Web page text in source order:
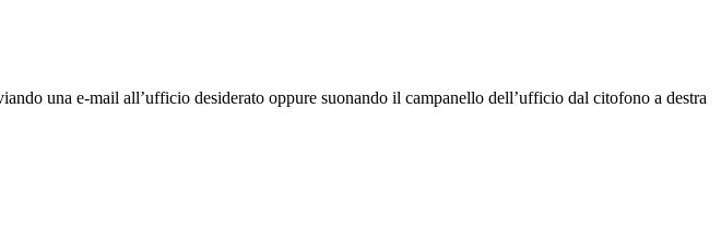
una e-mail all’ufficio desiderato oppure suonando il campanello dell’ufficio dal citofono a destra